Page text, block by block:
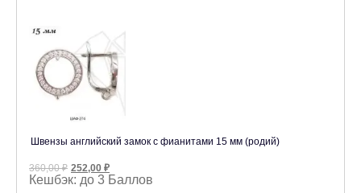
Швензы английский замок с фианитами 15 мм (родий)
360,00₽ Первоначальная
цена
252,00 ₽Текущая
цена:
Кешбэк: до 3 Баллов